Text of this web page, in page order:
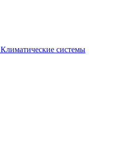
Климатические системы